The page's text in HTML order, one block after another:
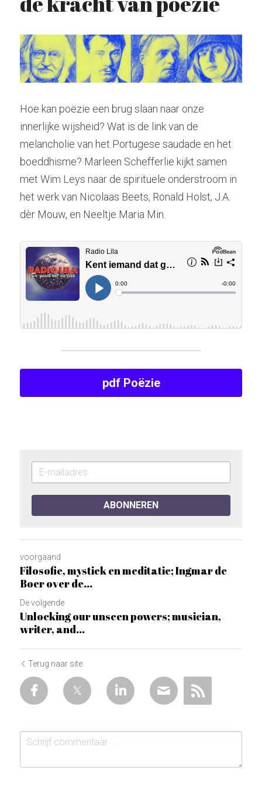
Kabbala
Kashmir Shaivisme
Krishnamurti
Westerse cultuur
Muziek
Theosofie
Tarot
radiolilapodcast@gmail.com
Donatie
Hoe kan poëzie een brug slaan naar onze
innerlijke wijsheid? Wat is de link van de
melancholie van het Portugese saudade en het
boeddhisme? Marleen Schefferlie kijkt samen
met Wim Leys naar de spirituele onderstroom in
het werk van Nicolaas Beets, Ronald Holst, J.A.
dèr Mouw, en Neeltje Maria Min.
pdf Poëzie
ABONNEREN
voorgaand
Filosofie, mystiek en meditatie; Ingmar de
Boer over de...
De volgende
Unlocking our unseen powers; musician,
writer, and...
Terug naar site